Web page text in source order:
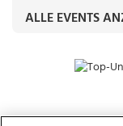
ALLE EVENTS